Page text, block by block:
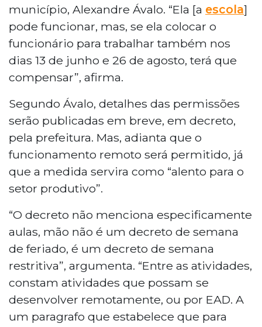
município, Alexandre Ávalo. “Ela [a escola]
pode funcionar, mas, se ela colocar o
funcionário para trabalhar também nos
dias 13 de junho e 26 de agosto, terá que
compensar”, afirma.
Segundo Ávalo, detalhes das permissões
serão publicadas em breve, em decreto,
pela prefeitura. Mas, adianta que o
funcionamento remoto será permitido, já
que a medida servira como “alento para o
setor produtivo”.
“O decreto não menciona especificamente
aulas, mão não é um decreto de semana
de feriado, é um decreto de semana
restritiva”, argumenta. “Entre as atividades,
constam atividades que possam se
desenvolver remotamente, ou por EAD. A
um paragrafo que estabelece que para